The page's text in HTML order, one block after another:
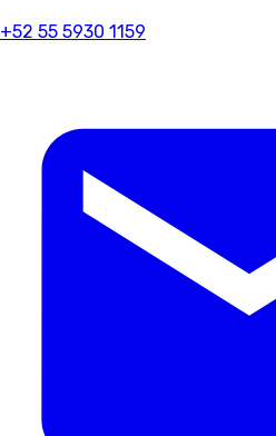
+52 55 5930 1159